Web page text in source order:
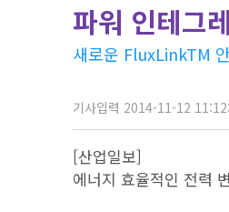
파워 인테그
새로운 FluxLinkTM
기사입력 2014-11-12
[산업일보]
에너지 효율적인 전력